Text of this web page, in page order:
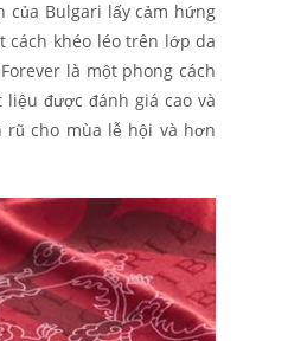
của Bulgari lấy cảm hứng
cách khéo léo trên lớp da
là một phong cách
được đánh giá cao và
rũ cho mùa lễ hội và hơn